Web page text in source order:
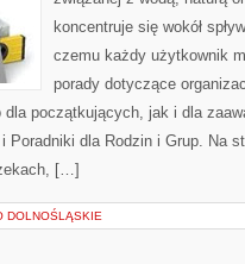
koncentruje się wokół
czemu każdy użytkownik
porady dotyczące
dla początkujących, jak i dla
Poradniki dla Rodzin i Grup. Na
[…]
DOLNOŚLĄSKIE